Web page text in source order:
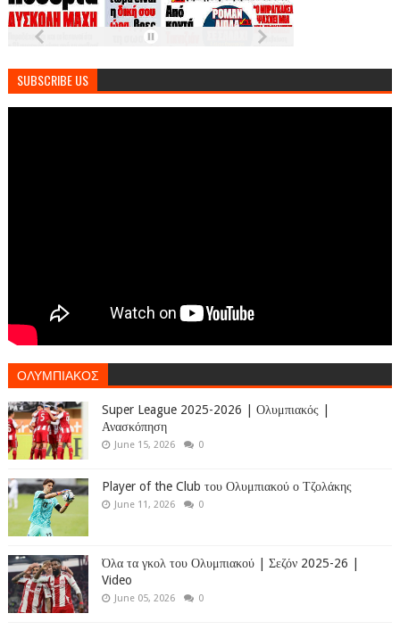
SUBSCRIBE US
ΟΛΥΜΠΙΑΚΟΣ
Super League 2025-2026 | Ολυμπιακός |
Ανασκόπηση
June 15, 2026 0
Player of the Club του Ολυμπιακού ο Τζολάκης
June 11, 2026 0
Όλα τα γκολ του Ολυμπιακού | Σεζόν 2025-26 |
Video
June 05, 2026 0